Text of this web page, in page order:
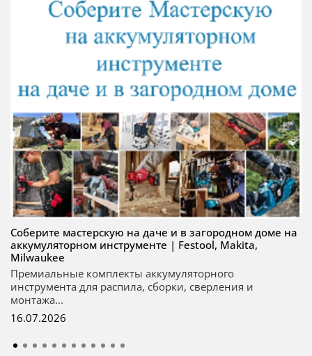
Соберите мастерскую на даче и в загородном доме на
аккумуляторном инструменте | Festool, Makita,
Milwaukee
Премиальные комплекты аккумуляторного
инструмента для распила, сборки, сверления и
монтажа...
16.07.2026